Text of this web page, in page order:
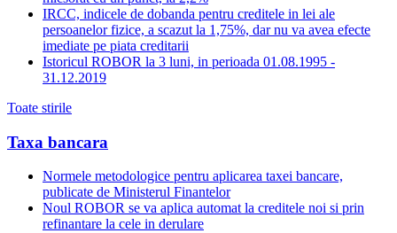
IRCC, indicele de dobanda pentru creditele in lei ale
persoanelor fizice, a scazut la 1,75%, dar nu va avea efecte
imediate pe piata creditarii
Istoricul ROBOR la 3 luni, in perioada 01.08.1995 -
31.12.2019
Toate stirile
Taxa bancara
Normele metodologice pentru aplicarea taxei bancare,
publicate de Ministerul Finantelor
Noul ROBOR se va aplica automat la creditele noi si prin
refinantare la cele in derulare